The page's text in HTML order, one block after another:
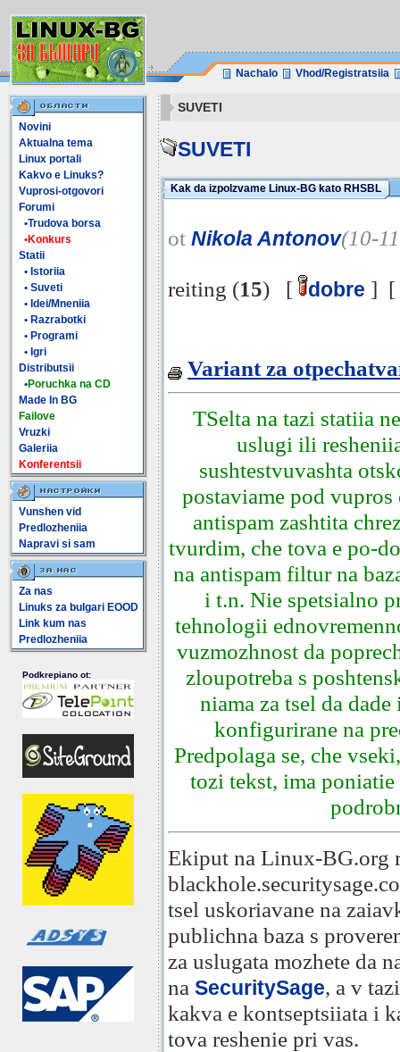
Nachalo Vhod/Registratsiia
Novini
Aktualna tema
Linux portali
Kakvo e Linuks?
Vuprosi-otgovori
Forumi
•Trudova borsa
•Konkurs
Statii
• Istoriia
• Suveti
• Idei/Mneniia
• Razrabotki
• Programi
• Igri
Distributsii
•Poruchka na CD
Made In BG
Failove
Vruzki
Galeriia
Konferentsii
Vunshen vid
Predlozheniia
Napravi si sam
Za nas
Linuks za bulgari EOOD
Link kum nas
Predlozheniia
Podkrepiano ot:
SUVETI
SUVETI
Kak da izpolzvame Linux-BG kato RHSBL
ot Nikola Antonov(10-
reiting (15) [ dobre ] [
Variant za
TSelta na tazi statiia
uslugi ili
sushtestvuvashta
postaviame pod
antispam zashtita
tvurdim, che tova e po-
na antispam filtur na
i t.n. Nie spetsialno
tehnologii
vuzmozhnost da
zloupotreba s
niama za tsel da
konfigurirane na
Predpolaga se, che
tozi tekst, ima poniatie
Ekiput na Linux-BG.org
tsel uskoriavane na
publichna baza s
za uslugata mozhete da
na SecuritySage, a v
kakva e kontseptsiiata i
tova reshenie pri vas.